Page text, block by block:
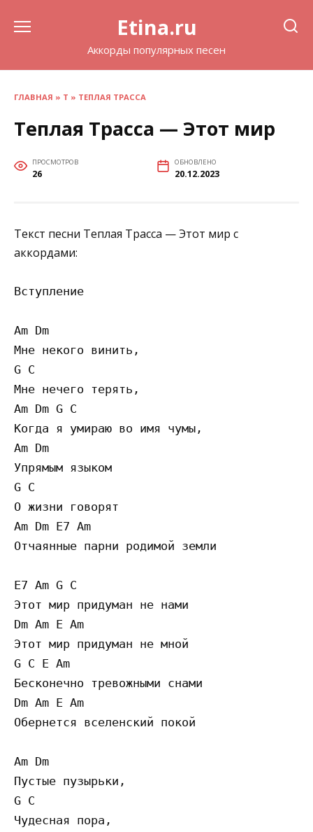
Etina.ru
Аккорды популярных песен
ГЛАВНАЯ » Т » ТЕПЛАЯ ТРАССА
Теплая Трасса — Этот мир
ПРОСМОТРОВ
26
ОБНОВЛЕНО
20.12.2023
Текст песни Теплая Трасса — Этот мир с
аккордами:
Вступление
Am Dm
Мне некого винить,
G C
Мне нечего терять,
Am Dm G C
Когда я умираю во имя чумы,
Am Dm
Упрямым языком
G C
О жизни говорят
Am Dm E7 Am
Отчаянные парни родимой земли
E7 Am G C
Этот мир придуман не нами
Dm Am E Am
Этот мир придуман не мной
G C E Am
Бесконечно тревожными снами
Dm Am E Am
Обернется вселенский покой
Am Dm
Пустые пузырьки,
G C
Чудесная пора,